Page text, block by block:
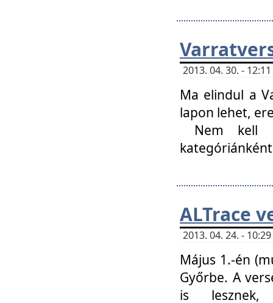
2013. 04. 30. -
Ma elindul a
lapon lehet,
Nem kell
ALTrace
2013. 04. 24. -
Május 1.-én
Győrbe. A
is lesznek,